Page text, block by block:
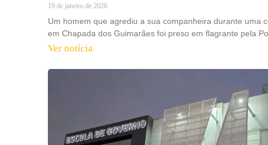
19 de janeiro de 2026
Um homem que agrediu a sua companheira durante uma
em Chapada dos Guimarães foi preso em flagrante pela
Ver notícia